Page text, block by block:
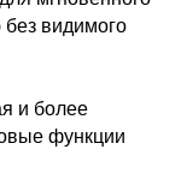
видимого
и более
функции